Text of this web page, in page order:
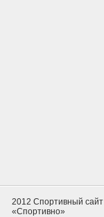
2012 Спортивный сайт
«Спортивно»